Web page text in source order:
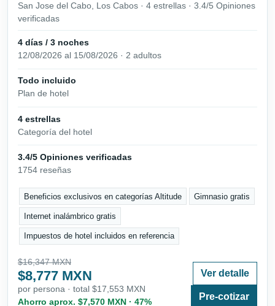
San Jose del Cabo, Los Cabos · 4 estrellas · 3.4/5 Opiniones
verificadas
4 días / 3 noches
12/08/2026 al 15/08/2026 · 2 adultos
Todo incluido
Plan de hotel
4 estrellas
Categoría del hotel
3.4/5 Opiniones verificadas
1754 reseñas
Beneficios exclusivos en categorías Altitude Gimnasio gratis
Internet inalámbrico gratis
Impuestos de hotel incluidos en referencia
$16,347 MXN
$8,777 MXN
por persona · total $17,553 MXN
Ahorro aprox. $7,570 MXN · 47%
Ver detalle
Pre-cotizar